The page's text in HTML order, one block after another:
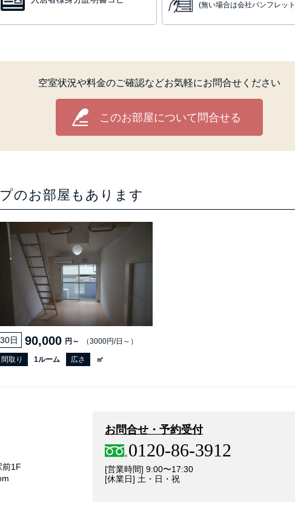
(無い場合は会社パンフレッ
空室状況や料金のご確認などお気軽にお問合せください
このお部屋について問合せる
のお部屋もあります
30日 90,000 円～ （3000円/日～）
間取り 1ルーム 広さ ㎡
前1F
お問合せ・予約受付
0120-86-3912
[営業時間] 9:00〜17:30
[休業日] 土・日・祝